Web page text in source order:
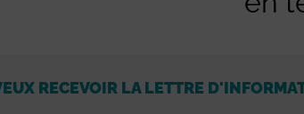
RECEVOIR LA LETTRE